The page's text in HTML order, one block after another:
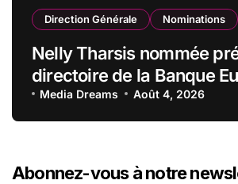
Direction Générale Nominations
Nelly Tharsis nommée
directoire de la Banque
du Crédit Mutuel
Media Dreams Août 4, 2026
Abonnez-vous à notre